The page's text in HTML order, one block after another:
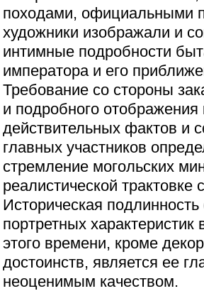
походами, официальными
художники изображали и
интимные подробности
императора и его
Требование со стороны
и подробного отображения
действительных фактов и
главных участников
стремление могольских
реалистической трактовке
Историческая
портретных
этого времени, кроме
достоинств, является ее
неоценимым качеством.